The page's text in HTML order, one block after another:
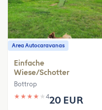
Area Autocaravanas
Einfache
Wiese/Schotter
Bottrop
★ ★ ★ ★ ★ 420 EUR